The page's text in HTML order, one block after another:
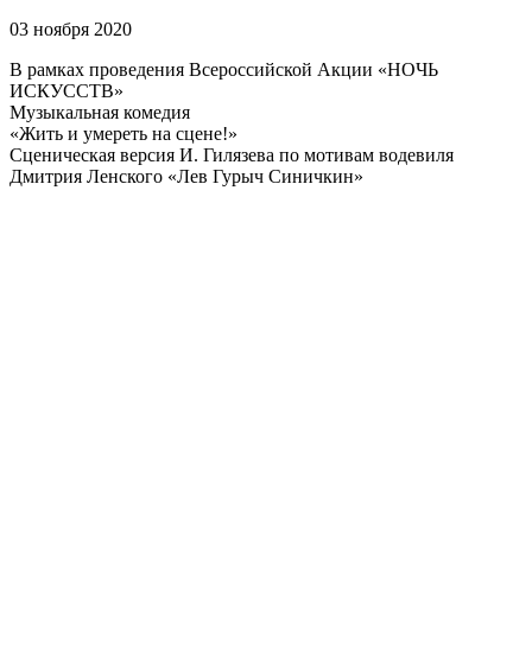
03 ноября 2020
В рамках проведения Всероссийской Акции «НОЧЬ
ИСКУССТВ»
Музыкальная комедия
«Жить и умереть на сцене!»
Сценическая версия И. Гилязева по мотивам водевиля
Дмитрия Ленского «Лев Гурыч Синичкин»